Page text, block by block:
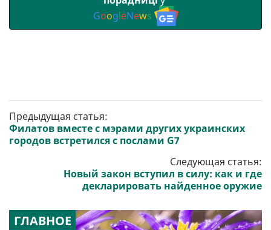
GoogleNews
Предыдущая статья:
Филатов вместе с мэрами других украинских
городов встретился с послами G7
Следующая статья:
Новый закон вступил в силу: как и где
декларировать найденное оружие
ГЛАВНОЕ